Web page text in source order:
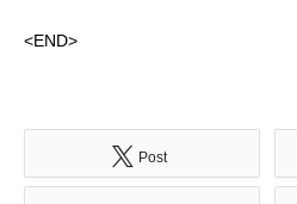
<END>
Post